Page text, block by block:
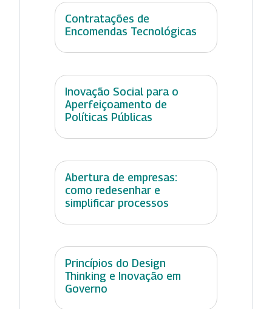
Contratações de
Encomendas Tecnológicas
Inovação Social para o
Aperfeiçoamento de
Políticas Públicas
Abertura de empresas:
como redesenhar e
simplificar processos
Princípios do Design
Thinking e Inovação em
Governo